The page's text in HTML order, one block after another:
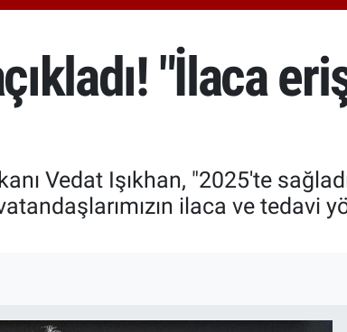
"İlaca
Vedat Işıkhan, "2025'te
ilaca ve tedavi